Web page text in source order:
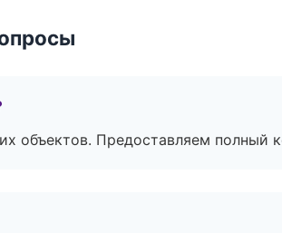
объектов. Предоставляем полный